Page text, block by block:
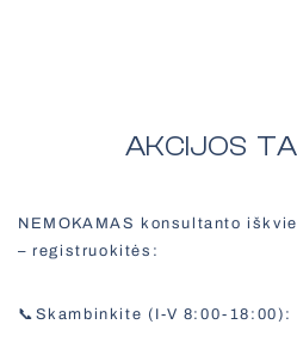
AKCIJOS
NEMOKAMAS konsultanto
– registruokitės:
📞Skambinkite (I-V 8:00-18:00):